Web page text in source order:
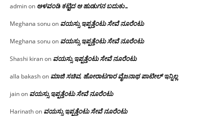
adminon ಅಳವಂಡಿ ಕಟ್ಟಿದ ಆ ಹುಡುಗನ ಬದುಕು…
Meghana sonuon ವಯಸ್ಸು ಇಪ್ಪತ್ತೆಂಟು ಸೇವೆ ನೂರೆಂಟು
Meghana sonuon ವಯಸ್ಸು ಇಪ್ಪತ್ತೆಂಟು ಸೇವೆ ನೂರೆಂಟು
Shashi kiranon ವಯಸ್ಸು ಇಪ್ಪತ್ತೆಂಟು ಸೇವೆ ನೂರೆಂಟು
alla bakashon ಮಾಜಿ ಸಚಿವ, ಹೋರಾಟಗಾರ ವೈಜನಾಥ ಪಾಟೀಲ್ ಇನ್ನಿಲ್ಲ
jainon ವಯಸ್ಸು ಇಪ್ಪತ್ತೆಂಟು ಸೇವೆ ನೂರೆಂಟು
Harinathon ವಯಸ್ಸು ಇಪ್ಪತ್ತೆಂಟು ಸೇವೆ ನೂರೆಂಟು